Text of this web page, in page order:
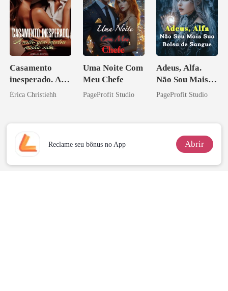
Casamento
inesperado. A
noite que mudou
Érica Christiehh
Uma Noite Com
Meu Chefe
PageProfit Studio
Adeus, Alfa.
Não Sou Mais
Sua Bolsa de
PageProfit Studio
Reclame seu bônus no App Abrir